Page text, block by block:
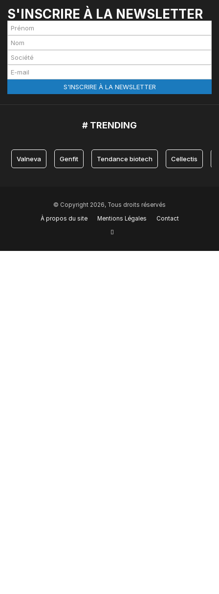
S'INSCRIRE À LA NEWSLETTER
# TRENDING
Valneva Genfit Tendance biotech Cellectis
© Copyright 2026, Tous droits réservés
À propos du site
Mentions Légales Contact